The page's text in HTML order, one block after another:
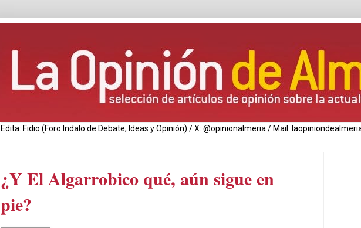
Edita: Fidio (Foro Indalo de Debate, Ideas y Opinión) / X: @opinionalmeria / Mail:
¿Y El Algarrobico qué, aún sigue en
pie?